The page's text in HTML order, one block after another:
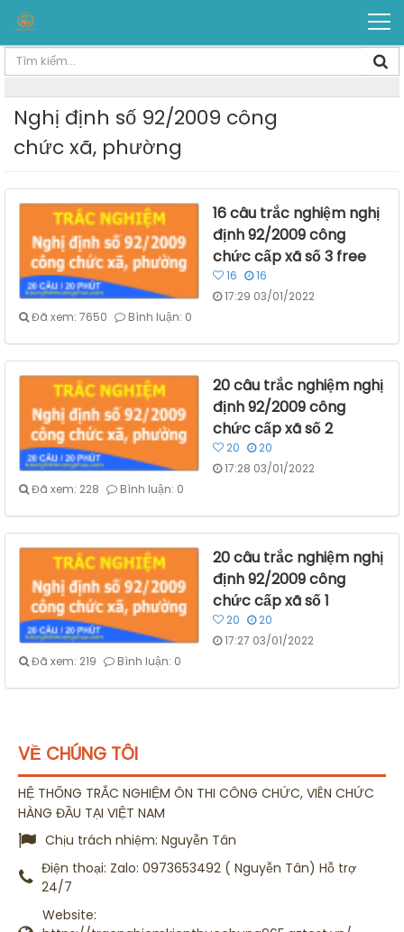
Nghị định số 92/2009 công
chức xã, phường
16 câu trắc nghiệm nghị
định 92/2009 công
chức cấp xã số 3 free
16
16
17:29 03/01/2022
Đã xem: 7650
Bình luận: 0
20 câu trắc nghiệm nghị
định 92/2009 công
chức cấp xã số 2
20
20
17:28 03/01/2022
Đã xem: 228
Bình luận: 0
20 câu trắc nghiệm nghị
định 92/2009 công
chức cấp xã số 1
20
20
17:27 03/01/2022
Đã xem: 219
Bình luận: 0
VỀ CHÚNG TÔI
HỆ THỐNG TRẮC NGHIỆM ÔN THI CÔNG CHỨC, VIÊN CHỨC
HÀNG ĐẦU TẠI VIỆT NAM
Chịu trách nhiệm: Nguyễn Tân
Điện thoại: Zalo: 0973653492 ( Nguyễn Tân) Hỗ trợ
24/7
Website: